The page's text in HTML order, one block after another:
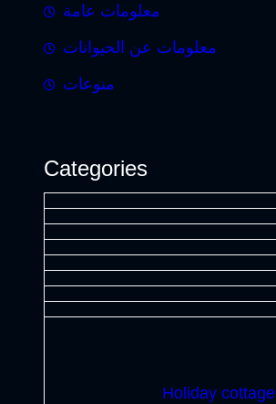
معلومات عامة
معلومات عن الحيوانات
منوعات
Categories
Holiday cottage